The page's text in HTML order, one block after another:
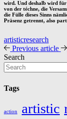
wird. Und deshalb wird
von der téchne, die
die Fülle dieses Sinns
Präsenz getrennt, also
artisticresearch
Previous article
Search
Tags
action artistic